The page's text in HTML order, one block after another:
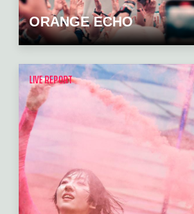
ORANGE ECHO
LIVE REPORT